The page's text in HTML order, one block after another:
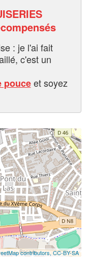
: je l'ai fait
c'est un
pouceet soyez
contributors,CC-BY-SA